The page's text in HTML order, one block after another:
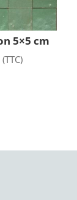
5×5 cm